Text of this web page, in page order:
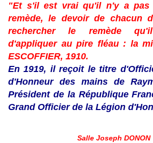
"Et s'il est vrai qu'il n'y a pas
remède, le devoir de chacun
rechercher le remède
d'appliquer au pire fléau : la
ESCOFFIER, 1910.
En 1919, il reçoit le titre
d'Honneur des mains de
Président de la République
Grand Officier de la Légion
Salle Joseph DONON